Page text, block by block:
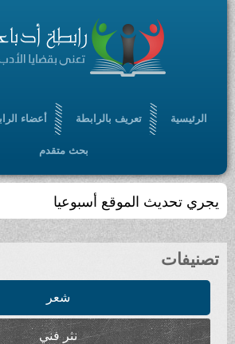
الرئيسية تعريف بالرابطة أعضاء الرابطة
بحث متقدم
يجري تحديث الموقع أسبوعيا
تصنيفات
شعر
نثر فني